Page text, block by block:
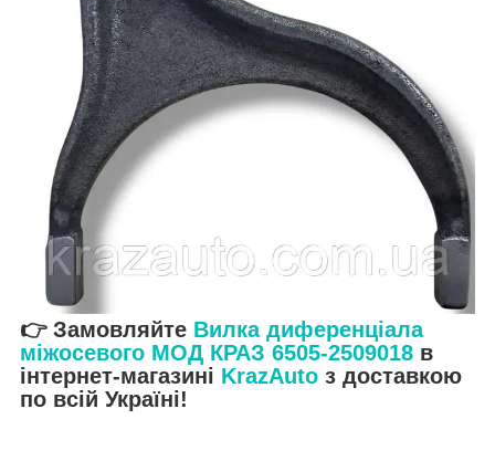
👉 Замовляйте Вилка диференціала
міжосевого МОД КРАЗ 6505-2509018 в
інтернет-магазині KrazAuto з доставкою
по всій Україні!